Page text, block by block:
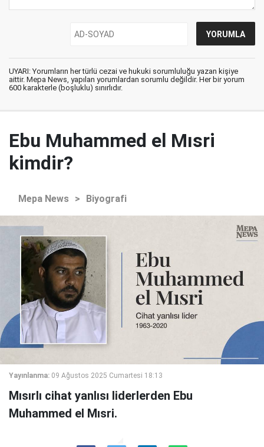
UYARI: Yorumların her türlü cezai ve hukuki sorumluluğu yazan kişiye
aittir. Mepa News, yapılan yorumlardan sorumlu değildir. Her bir yorum
600 karakterle (boşluklu) sınırlıdır.
Ebu Muhammed el Mısri
kimdir?
Mepa News > Biyografi
Yayınlanma: 09 Ağustos 2025 Cumartesi 18:13
Mısırlı cihat yanlısı liderlerden Ebu
Muhammed el Mısri.